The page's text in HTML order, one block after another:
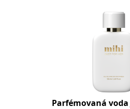
Parfémovaná